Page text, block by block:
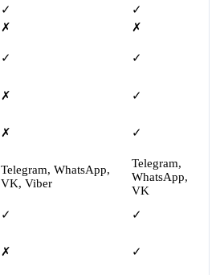
✓
✓
✗
✗
✓ ✓
✗
✓
✗ ✓
Telegram, WhatsApp,
VK, Viber
Telegram,
WhatsApp,
VK
✓
✓
✗ ✓